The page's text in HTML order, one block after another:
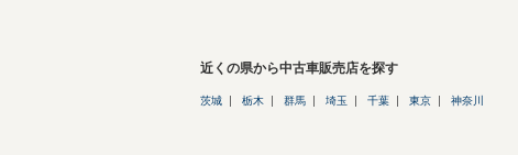
近くの県から中古車販売店を探す
茨城 栃木 群馬 埼玉 千葉 東京 神奈川